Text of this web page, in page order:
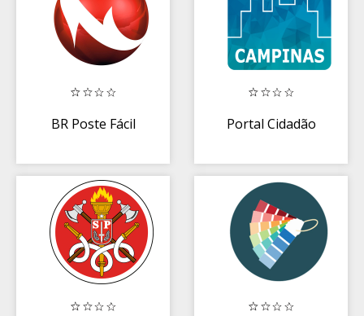
BR Poste Fácil Portal Cidadão